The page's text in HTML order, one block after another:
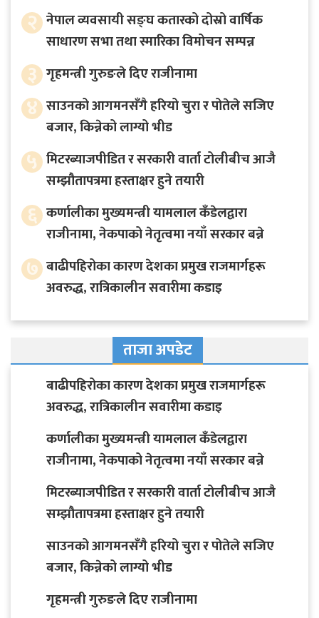
२ नेपाल व्यवसायी सङ्घ कतारको दोस्रो वार्षिक
साधारण सभा तथा स्मारिका विमोचन सम्पन्न
३ गृहमन्त्री गुरुङले दिए राजीनामा
४ साउनको आगमनसँगै हरियो चुरा र पोतेले सजिए
बजार, किन्नेको लाग्यो भीड
५ मिटरब्याजपीडित र सरकारी वार्ता टोलीबीच आजै
सम्झौतापत्रमा हस्ताक्षर हुने तयारी
६ कर्णालीका मुख्यमन्त्री यामलाल कँडेलद्वारा
राजीनामा, नेकपाको नेतृत्वमा नयाँ सरकार बन्ने
७ बाढीपहिरोका कारण देशका प्रमुख राजमार्गहरू
अवरुद्ध, रात्रिकालीन सवारीमा कडाइ
ताजा अपडेट
बाढीपहिरोका कारण देशका प्रमुख राजमार्गहरू
अवरुद्ध, रात्रिकालीन सवारीमा कडाइ
कर्णालीका मुख्यमन्त्री यामलाल कँडेलद्वारा
राजीनामा, नेकपाको नेतृत्वमा नयाँ सरकार बन्ने
मिटरब्याजपीडित र सरकारी वार्ता टोलीबीच आजै
सम्झौतापत्रमा हस्ताक्षर हुने तयारी
साउनको आगमनसँगै हरियो चुरा र पोतेले सजिए
बजार, किन्नेको लाग्यो भीड
गृहमन्त्री गुरुङले दिए राजीनामा